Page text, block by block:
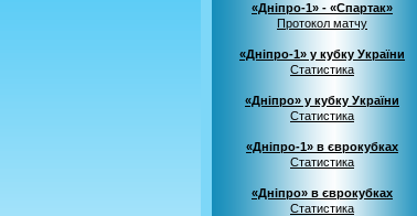
«Дніпро-1» - «Спартак»
Протокол матчу
«Дніпро-1» у кубку України
Статистика
«Дніпро» у кубку України
Статистика
«Дніпро-1» в єврокубках
Статистика
«Дніпро» в єврокубках
Статистика